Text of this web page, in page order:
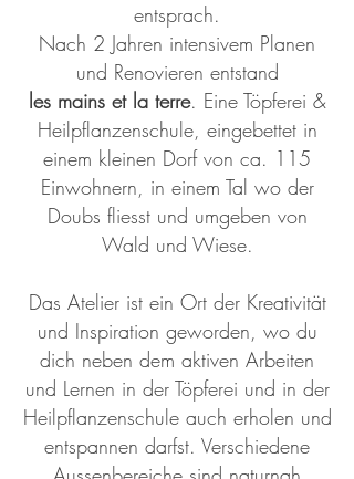
entsprach.
Nach 2 Jahren intensivem Planen
und Renovieren entstand
les mains et la terre. Eine Töpferei &
Heilpflanzenschule, eingebettet in
einem kleinen Dorf von ca. 115
Einwohnern, in einem Tal wo der
Doubs fliesst und umgeben von
Wald und Wiese.
Das Atelier ist ein Ort der Kreativität
und Inspiration geworden, wo du
dich neben dem aktiven Arbeiten
und Lernen in der Töpferei und in der
Heilpflanzenschule auch erholen und
entspannen darfst. Verschiedene